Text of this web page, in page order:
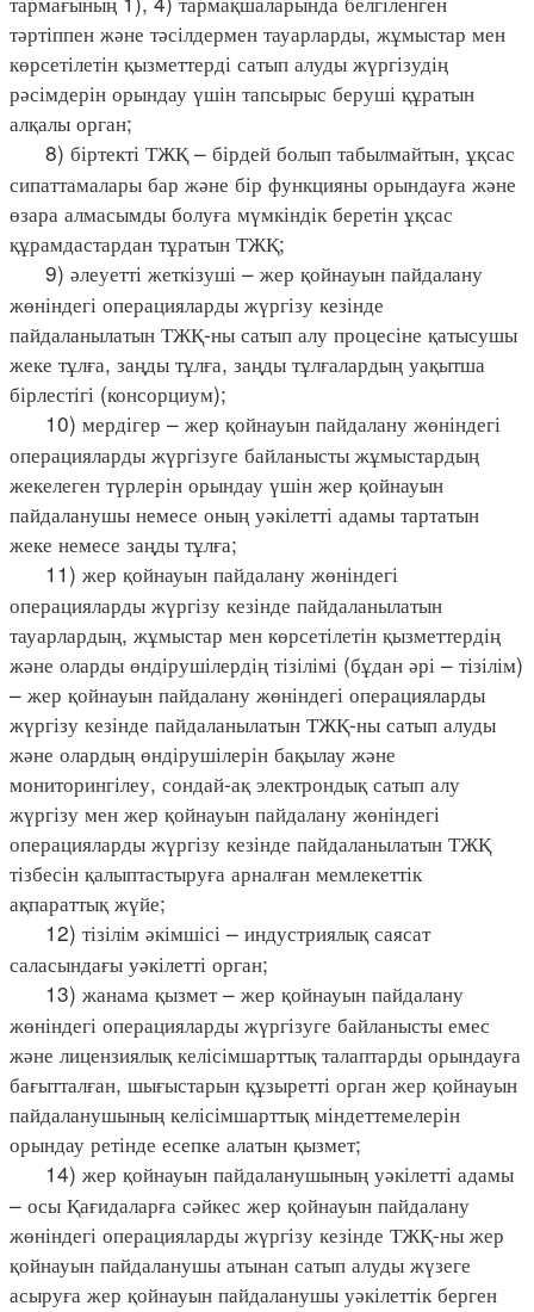
тәртіппен және тәсілдермен тауарларды, жұмыстар мен
көрсетілетін қызметтерді сатып алуды жүргізудің
рәсімдерін орындау үшін тапсырыс беруші құратын
алқалы орган;
8) біртекті ТЖҚ – бірдей болып табылмайтын, ұқсас
сипаттамалары бар және бір функцияны орындауға және
өзара алмасымды болуға мүмкіндік беретін ұқсас
құрамдастардан тұратын ТЖҚ;
9) әлеуетті жеткізуші – жер қойнауын пайдалану
жөніндегі операцияларды жүргізу кезінде
пайдаланылатын ТЖҚ-ны сатып алу процесіне қатысушы
жеке тұлға, заңды тұлға, заңды тұлғалардың уақытша
бірлестігі (консорциум);
10) мердігер – жер қойнауын пайдалану жөніндегі
операцияларды жүргізуге байланысты жұмыстардың
жекелеген түрлерін орындау үшін жер қойнауын
пайдаланушы немесе оның уәкілетті адамы тартатын
жеке немесе заңды тұлға;
11) жер қойнауын пайдалану жөніндегі
операцияларды жүргізу кезінде пайдаланылатын
тауарлардың, жұмыстар мен көрсетілетін қызметтердің
және оларды өндірушілердің тізілімі (бұдан әрі – тізілім)
– жер қойнауын пайдалану жөніндегі операцияларды
жүргізу кезінде пайдаланылатын ТЖҚ-ны сатып алуды
және олардың өндірушілерін бақылау және
мониторингілеу, сондай-ақ электрондық сатып алу
жүргізу мен жер қойнауын пайдалану жөніндегі
операцияларды жүргізу кезінде пайдаланылатын ТЖҚ
тізбесін қалыптастыруға арналған мемлекеттік
ақпараттық жүйе;
12) тізілім әкімшісі – индустриялық саясат
саласындағы уәкілетті орган;
13) жанама қызмет – жер қойнауын пайдалану
жөніндегі операцияларды жүргізуге байланысты емес
және лицензиялық келісімшарттық талаптарды орындауға
бағытталған, шығыстарын құзыретті орган жер қойнауын
пайдаланушының келісімшарттық міндеттемелерін
орындау ретінде есепке алатын қызмет;
14) жер қойнауын пайдаланушының уәкілетті адамы
– осы Қағидаларға сәйкес жер қойнауын пайдалану
жөніндегі операцияларды жүргізу кезінде ТЖҚ-ны жер
қойнауын пайдаланушы атынан сатып алуды жүзеге
асыруға жер қойнауын пайдаланушы уәкілеттік берген